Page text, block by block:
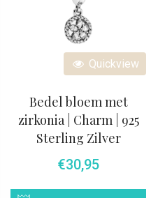
Quickview
Bedel bloem met
zirkonia | Charm | 925
Sterling Zilver
€30,95